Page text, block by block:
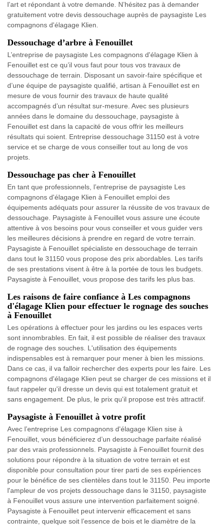
l’art et répondant à votre demande. N’hésitez pas à demander
gratuitement votre devis dessouchage auprès de paysagiste Les
compagnons d'élagage Klien.
Dessouchage d’arbre à Fenouillet
L’entreprise de paysagiste Les compagnons d'élagage Klien à
Fenouillet est ce qu’il vous faut pour tous vos travaux de
dessouchage de terrain. Disposant un savoir-faire spécifique et
d’une équipe de paysagiste qualifié, artisan à Fenouillet est en
mesure de vous fournir des travaux de haute qualité
accompagnés d’un résultat sur-mesure. Avec ses plusieurs
années dans le domaine du dessouchage, paysagiste à
Fenouillet est dans la capacité de vous offrir les meilleurs
résultats qui soient. Entreprise dessouchage 31150 est à votre
service et se charge de vous conseiller tout au long de vos
projets.
Dessouchage pas cher à Fenouillet
En tant que professionnels, l’entreprise de paysagiste Les
compagnons d'élagage Klien à Fenouillet emploi des
équipements adéquats pour assurer la réussite de vos travaux de
dessouchage. Paysagiste à Fenouillet vous assure une écoute
attentive à vos besoins pour vous conseiller et vous guider vers
les meilleures décisions à prendre en regard de votre terrain.
Paysagiste à Fenouillet spécialiste en dessouchage de terrain
dans tout le 31150 vous propose des prix abordables. Les tarifs
de ses prestations visent à être à la portée de tous les budgets.
Paysagiste à Fenouillet, vous propose des tarifs les plus bas.
Les raisons de faire confiance à Les compagnons
d'élagage Klien pour effectuer le rognage des souches
à Fenouillet
Les opérations à effectuer pour les jardins ou les espaces verts
sont innombrables. En fait, il est possible de réaliser des travaux
de rognage des souches. L'utilisation des équipements
indispensables est à remarquer pour mener à bien les missions.
Dans ce cas, il va falloir rechercher des experts pour les faire. Les
compagnons d'élagage Klien peut se charger de ces missions et il
faut rappeler qu'il dresse un devis qui est totalement gratuit et
sans engagement. De plus, le prix qu'il propose est très attractif.
Paysagiste à Fenouillet à votre profit
Avec l’entreprise Les compagnons d'élagage Klien sise à
Fenouillet, vous bénéficierez d’un dessouchage parfaite réalisé
par des vrais professionnels. Paysagiste à Fenouillet fournit des
solutions pour répondre à la situation de votre terrain et est
disponible pour consultation pour tirer parti de ses expériences
pour le bénéfice de ses clientèles dans tout le 31150. Peu importe
l'ampleur de vos projets dessouchage dans le 31150, paysagiste
à Fenouillet vous assure une intervention parfaitement soigné.
Paysagiste à Fenouillet peut intervenir efficacement et sans
contrainte, quelque soit l’essence de bois et le diamètre de la